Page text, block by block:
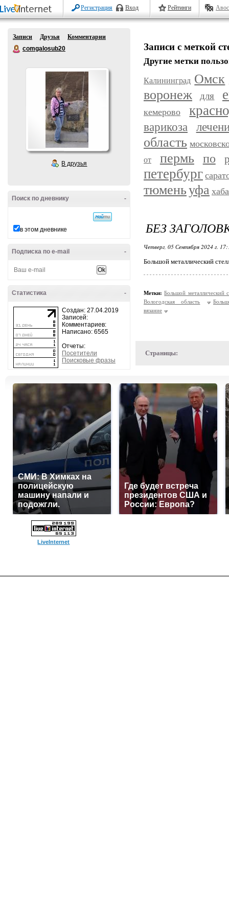
Регистрация Вход Рейтинги
Записи Друзья
Комментарии
comgalosub20
В друзья
-
Поиск по дневнику
в этом дневнике
-
Подписка по e-mail
-
Статистика
Создан: 27.04.2019
Записей:
Комментариев:
Написано: 6565
Отчеты:
Посетители
Поисковые фразы
Записи с меткой
Другие метки
Калининград Омск
воронеж для
кемерово
варикоза
область
от пермь по
петербург
тюменьуфа
БЕЗ
Четверг, 05 Сентября 2024 г.
Большой металлический
Метки: Большой металлический
Вологодская область
вязание
Страницы:
СМИ: В Химках на
полицейскую
машину напали и
подожгли.
Где будет встреча
президентов США и
России: Европа?
LiveInternet